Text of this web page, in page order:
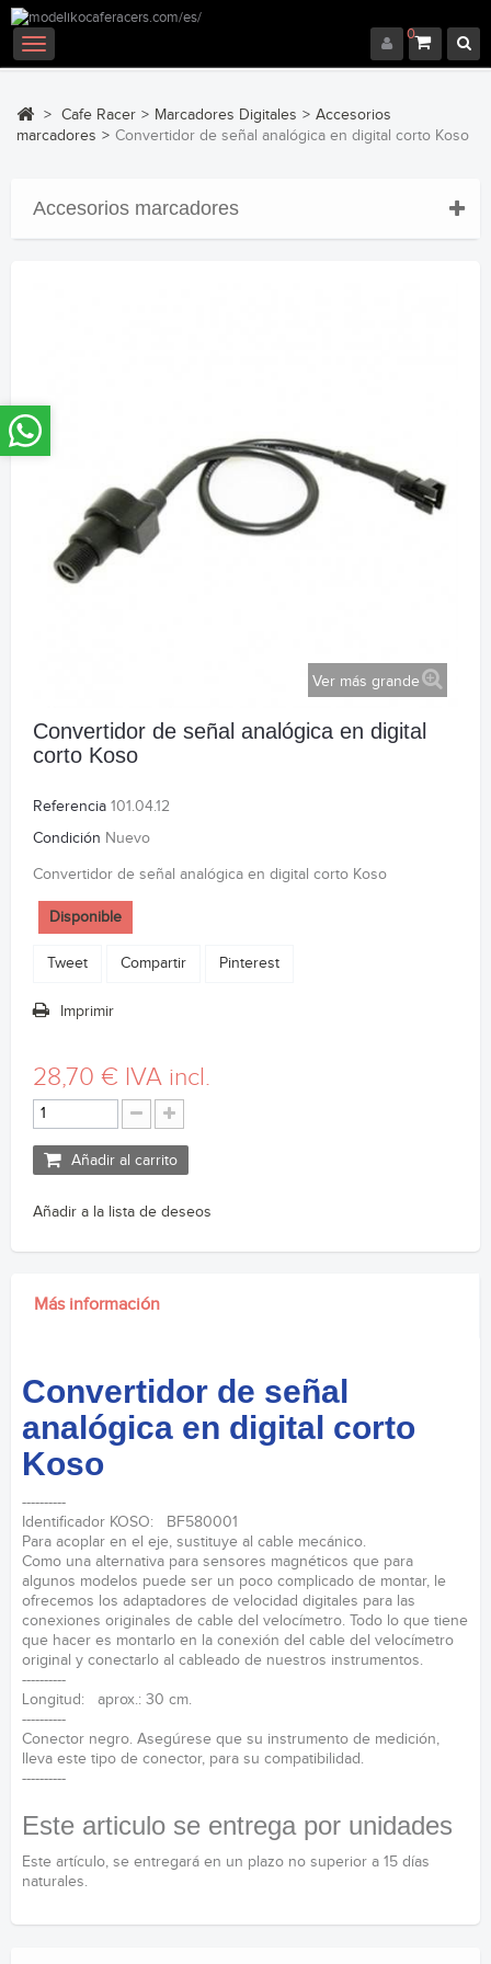
0
Navegación
Toggle
> Cafe Racer > Marcadores Digitales > Accesorios
marcadores > Convertidor de señal analógica en digital corto Koso
Accesorios marcadores
Ver más grande
Convertidor de señal analógica en digital
corto Koso
Referencia 101.04.12
Condición Nuevo
Convertidor de señal analógica en digital corto Koso
Disponible
Tweet Compartir Pinterest
Imprimir
28,70 € IVA incl.
Añadir al carrito
Añadir a la lista de deseos
Más información
Convertidor de señal
analógica en digital corto
Koso
----------
Identificador KOSO: BF580001
Para acoplar en el eje, sustituye al cable mecánico.
Como una alternativa para sensores magnéticos que para
algunos modelos puede ser un poco complicado de montar, le
ofrecemos los adaptadores de velocidad digitales para las
conexiones originales de cable del velocímetro. Todo lo que tiene
que hacer es montarlo en la conexión del cable del velocímetro
original y conectarlo al cableado de nuestros instrumentos.
----------
Longitud: aprox.: 30 cm.
----------
Conector negro. Asegúrese que su instrumento de medición,
lleva este tipo de conector, para su compatibilidad.
----------
Este articulo se entrega por unidades
Este artículo, se entregará en un plazo no superior a 15 días
naturales.